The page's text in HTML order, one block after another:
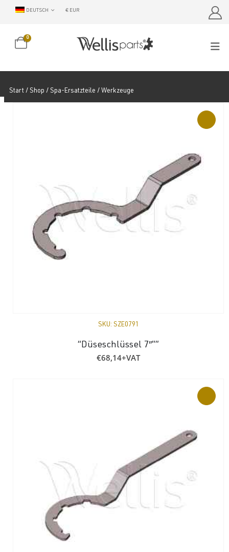
DEUTSCH € EUR
0
Start/ Shop / Spa-Ersatzteile / Werkzeuge
SKU: SZE0791
“Düseschlüssel 7″””
€68,14+VAT